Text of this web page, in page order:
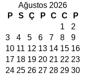
Ağustos 2026
P
S Ç P C C
P
1
2
3
4 5 6 7 8
9
10 11 12 13 14 15 16
17 18 19 20 21 22 23
24 25 26 27 28 29 30